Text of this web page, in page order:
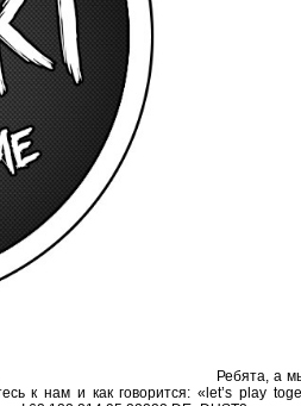
Ребята, а
к нам и как говорится: «let’s play